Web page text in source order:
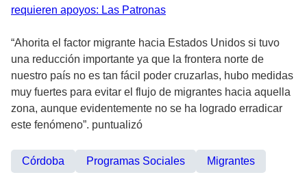
requieren apoyos: Las Patronas
“Ahorita el factor migrante hacia Estados Unidos si tuvo
una reducción importante ya que la frontera norte de
nuestro país no es tan fácil poder cruzarlas, hubo medidas
muy fuertes para evitar el flujo de migrantes hacia aquella
zona, aunque evidentemente no se ha logrado erradicar
este fenómeno”. puntualizó
Córdoba Programas Sociales Migrantes